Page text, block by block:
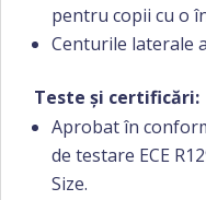
pentru copii cu o
Centurile laterale
Teste și certificări:
Aprobat în
de testare ECE
Size.